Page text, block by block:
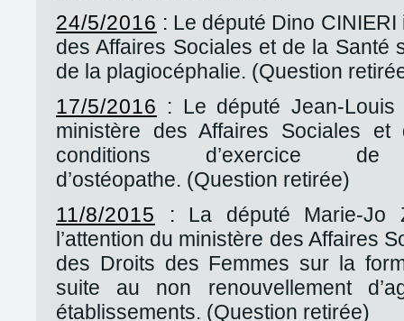
24/5/2016 : Le député Dino
des Affaires Sociales et de la Santé
de la plagiocéphalie. (Question
17/5/2016 : Le député Jean-
ministère des Affaires Sociales
conditions d’exercice
d’ostéopathe. (Question retirée)
11/8/2015 : La député Marie-Jo
l’attention du ministère des Affaires
des Droits des Femmes sur la
suite au non renouvellement
établissements. (Question retirée)